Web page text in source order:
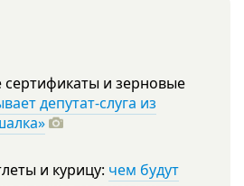
и зерновые
депутат-слуга из
и курицу: чем будут